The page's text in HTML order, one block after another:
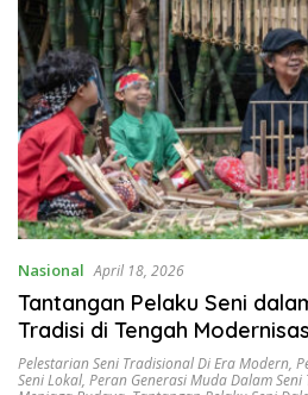
Nasional April 18, 2026
Tantangan Pelaku Seni
Tradisi di Tengah
Pelestarian Seni Tradisional Di Era Modern,
Seni Lokal, Peran Generasi Muda Dalam